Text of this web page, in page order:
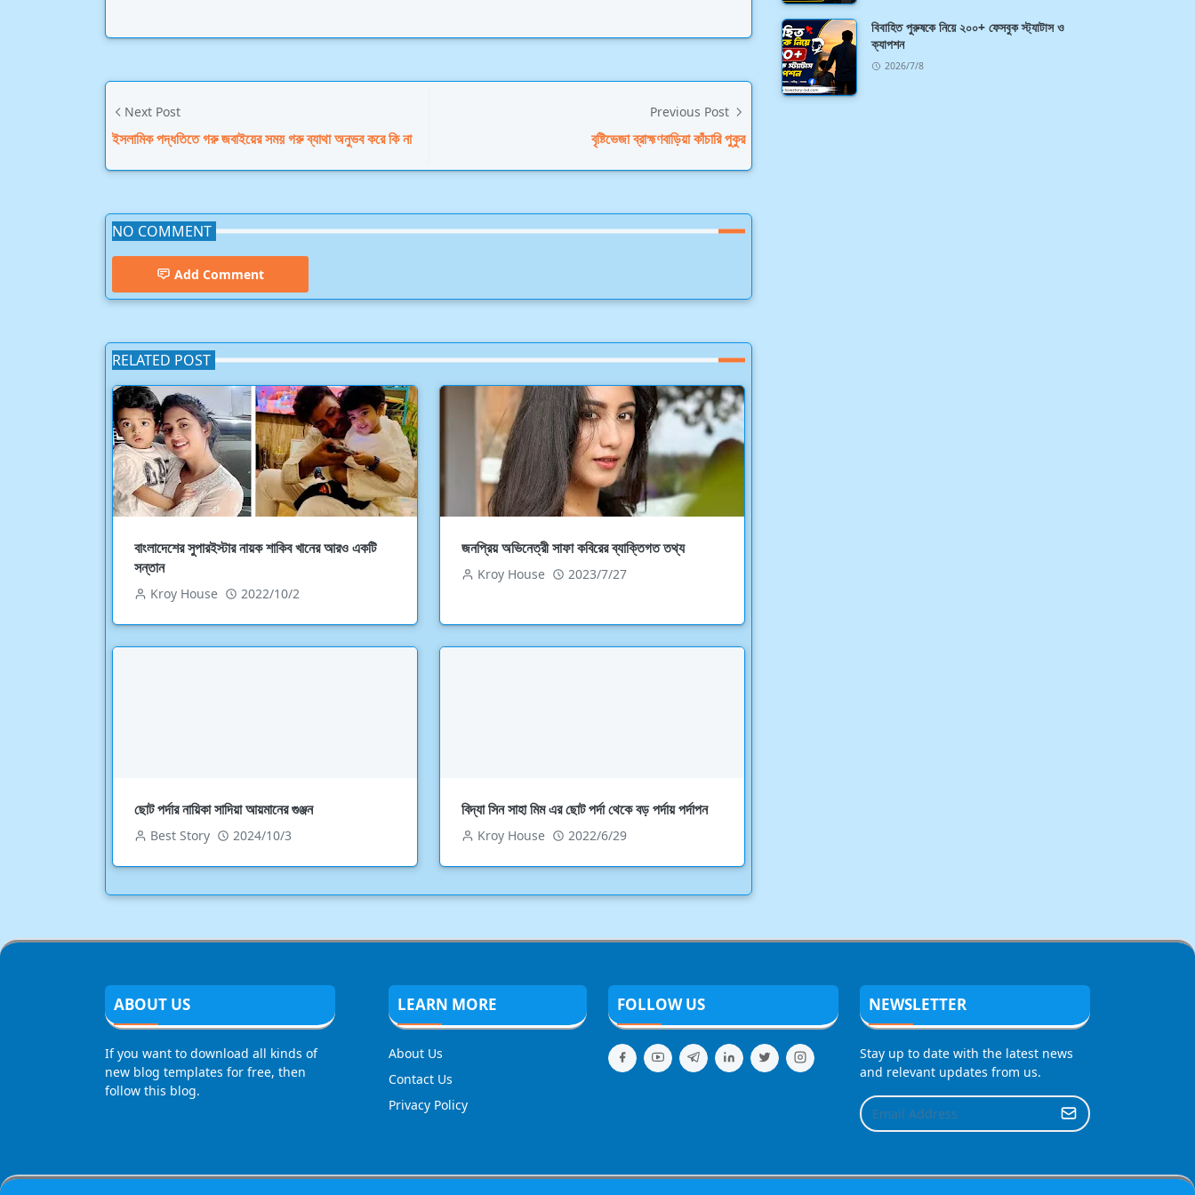
Next Post
ইসলামিক পদ্ধতিতে গরু জবাইয়ের সময় গরু ব্যাথা অনুভব করে কি না
Previous Post
বৃষ্টিভেজা ব্রাহ্মণবাড়িয়া কাঁচারি পুকুর
NO COMMENT
Add Comment
RELATED POST
বাংলাদেশের সুপারইস্টার নায়ক শাকিব খানের আরও একটি
সন্তান
Kroy House 2022/10/2
জনপ্রিয় অভিনেত্রী সাফা কবিরের ব্যাক্তিগত তথ্য
Kroy House 2023/7/27
ছোট পর্দার নায়িকা সাদিয়া আয়মানের গুঞ্জন
Best Story 2024/10/3
বিদ্যা সিন সাহা মিম এর ছোট পর্দা থেকে বড় পর্দায় পর্দাপন
Kroy House 2022/6/29
বিবাহিত পুরুষকে নিয়ে ২০০+ ফেসবুক স্ট্যাটাস ও
ক্যাপশন
2026/7/8
ABOUT US
If you want to download all kinds of
new blog templates for free, then
follow this blog.
LEARN MORE
About Us
Contact Us
Privacy Policy
FOLLOW US NEWSLETTER
Stay up to date with the latest news
and relevant updates from us.